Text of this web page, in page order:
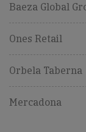
Baeza Global
Ones Retail
Orbela Taberna
Mercadona